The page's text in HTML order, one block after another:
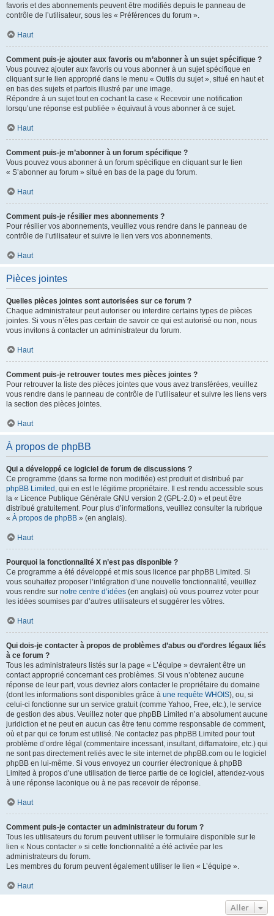
favoris et des abonnements peuvent être modifiés depuis le panneau de
contrôle de l’utilisateur, sous les « Préférences du forum ».
Haut
Comment puis-je ajouter aux favoris ou m’abonner à un sujet spécifique ?
Vous pouvez ajouter aux favoris ou vous abonner à un sujet spécifique en
cliquant sur le lien approprié dans le menu « Outils du sujet », situé en haut et
en bas des sujets et parfois illustré par une image.
Répondre à un sujet tout en cochant la case « Recevoir une notification
lorsqu’une réponse est publiée » équivaut à vous abonner à ce sujet.
Haut
Comment puis-je m’abonner à un forum spécifique ?
Vous pouvez vous abonner à un forum spécifique en cliquant sur le lien
« S’abonner au forum » situé en bas de la page du forum.
Haut
Comment puis-je résilier mes abonnements ?
Pour résilier vos abonnements, veuillez vous rendre dans le panneau de
contrôle de l’utilisateur et suivre le lien vers vos abonnements.
Haut
Pièces jointes
Quelles pièces jointes sont autorisées sur ce forum ?
Chaque administrateur peut autoriser ou interdire certains types de pièces
jointes. Si vous n’êtes pas certain de savoir ce qui est autorisé ou non, nous
vous invitons à contacter un administrateur du forum.
Haut
Comment puis-je retrouver toutes mes pièces jointes ?
Pour retrouver la liste des pièces jointes que vous avez transférées, veuillez
vous rendre dans le panneau de contrôle de l’utilisateur et suivre les liens vers
la section des pièces jointes.
Haut
À propos de phpBB
Qui a développé ce logiciel de forum de discussions ?
Ce programme (dans sa forme non modifiée) est produit et distribué par
phpBB Limited , qui en est le légitime propriétaire. Il est rendu accessible sous
la « Licence Publique Générale GNU version 2 (GPL-2.0) » et peut être
distribué gratuitement. Pour plus d’informations, veuillez consulter la rubrique
« À propos de phpBB » (en anglais).
Haut
Pourquoi la fonctionnalité X n’est pas disponible ?
Ce programme a été développé et mis sous licence par phpBB Limited. Si
vous souhaitez proposer l’intégration d’une nouvelle fonctionnalité, veuillez
vous rendre sur notre centre d’idées (en anglais) où vous pourrez voter pour
les idées soumises par d’autres utilisateurs et suggérer les vôtres.
Haut
Qui dois-je contacter à propos de problèmes d’abus ou d’ordres légaux liés
à ce forum ?
Tous les administrateurs listés sur la page « L’équipe » devraient être un
contact approprié concernant ces problèmes. Si vous n’obtenez aucune
réponse de leur part, vous devriez alors contacter le propriétaire du domaine
(dont les informations sont disponibles grâce à une requête WHOIS), ou, si
celui-ci fonctionne sur un service gratuit (comme Yahoo, Free, etc.), le service
de gestion des abus. Veuillez noter que phpBB Limited n’a absolument aucune
juridiction et ne peut en aucun cas être tenu comme responsable de comment,
où et par qui ce forum est utilisé. Ne contactez pas phpBB Limited pour tout
problème d’ordre légal (commentaire incessant, insultant, diffamatoire, etc.) qui
ne sont pas directement reliés avec le site internet de phpBB.com ou le logiciel
phpBB en lui-même. Si vous envoyez un courrier électronique à phpBB
Limited à propos d’une utilisation de tierce partie de ce logiciel, attendez-vous
à une réponse laconique ou à ne pas recevoir de réponse.
Haut
Comment puis-je contacter un administrateur du forum ?
Tous les utilisateurs du forum peuvent utiliser le formulaire disponible sur le
lien « Nous contacter » si cette fonctionnalité a été activée par les
administrateurs du forum.
Les membres du forum peuvent également utiliser le lien « L’équipe ».
Haut
Aller